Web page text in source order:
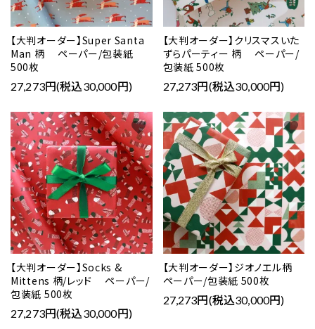
【大判オーダー】Super Santa
Man 柄 ペーパー/包装紙
500枚
27,273円(税込30,000円)
【大判オーダー】クリスマスいた
ずらパーティー 柄 ペーパー/
包装紙 500枚
27,273円(税込30,000円)
【大判オーダー】Socks &
Mittens 柄/レッド ペーパー/
包装紙 500枚
27,273円(税込30,000円)
favorite
【大判オーダー】ジオノエル柄
ペーパー/包装紙 500枚
27,273円(税込30,000円)
favorite